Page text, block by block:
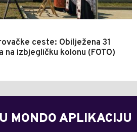
ceste: Obilježena 31
na izbjegličku kolonu (FOTO)
MONDO APLIKACIJU